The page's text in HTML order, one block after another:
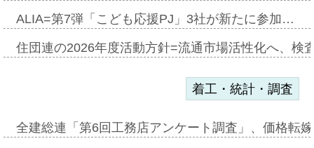
ALIA=第7弾「こども応援PJ」3社が新たに参加…
住団連の2026年度活動方針=流通市場活性化へ、検
着工・統計・調査
全建総連「第6回工務店アンケート調査」、価格転